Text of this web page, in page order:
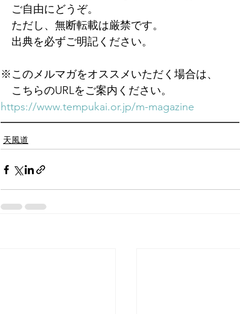
ご自由にどうぞ。
ただし、無断転載は厳禁です。
出典を必ずご明記ください。
※このメルマガをオススメいただく場合は、
こちらのURLをご案内ください。
https://www.tempukai.or.jp/m-magazine
━━━━━━━━━━━━━━━━━━━━━━
天風道